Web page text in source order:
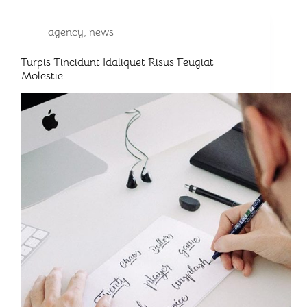
agency, news
Turpis Tincidunt Idaliquet Risus Feugiat
Molestie